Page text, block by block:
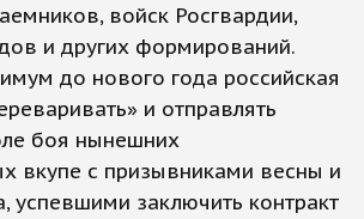
войск Росгвардии,
и других формирований.
до нового года российская
и отправлять
боя нынешних
вкупе с призывниками весны и
успевшими заключить контракт